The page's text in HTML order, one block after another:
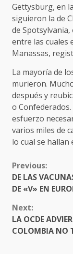
Gettysburg, en
siguieron la de
de Spotsylvania,
entre las cuales
Manassas,
La mayoría de
murieron.
después y
o
esfuerzo
varios miles de
lo cual se hallan
CONTINUE
READING
Previous:
DE LAS
DE «V» EN
Next:
LA OCDE
COLOMBIA NO